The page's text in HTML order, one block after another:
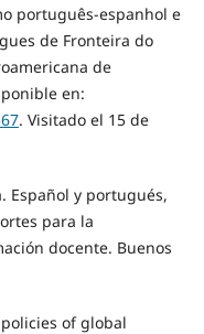
português-espanhol e
de Fronteira do
de
en:
. Visitado el 15 de
Español y portugués,
para la
docente. Buenos
policies of global